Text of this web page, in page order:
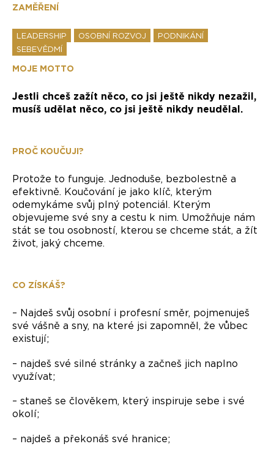
ZAMĚŘENÍ
LEADERSHIP OSOBNÍ ROZVOJ
PODNIKÁNÍ
SEBEVĚDMÍ
MOJE MOTTO
Jestli chceš zažít něco, co jsi ještě nikdy nezažil,
musíš udělat něco, co jsi ještě nikdy neudělal.
PROČ KOUČUJI?
Protože to funguje. Jednoduše, bezbolestně a
efektivně. Koučování je jako klíč, kterým
odemykáme svůj plný potenciál. Kterým
objevujeme své sny a cestu k nim. Umožňuje nám
stát se tou osobností, kterou se chceme stát, a žít
život, jaký chceme.
CO ZÍSKÁŠ?
– Najdeš svůj osobní i profesní směr, pojmenuješ
své vášně a sny, na které jsi zapomněl, že vůbec
existují;
– najdeš své silné stránky a začneš jich naplno
využívat;
– staneš se člověkem, který inspiruje sebe i své
okolí;
– najdeš a překonáš své hranice;